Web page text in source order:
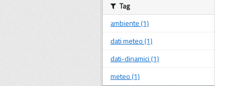
Tag
ambiente (1)
dati meteo (1)
dati-dinamici (1)
meteo (1)